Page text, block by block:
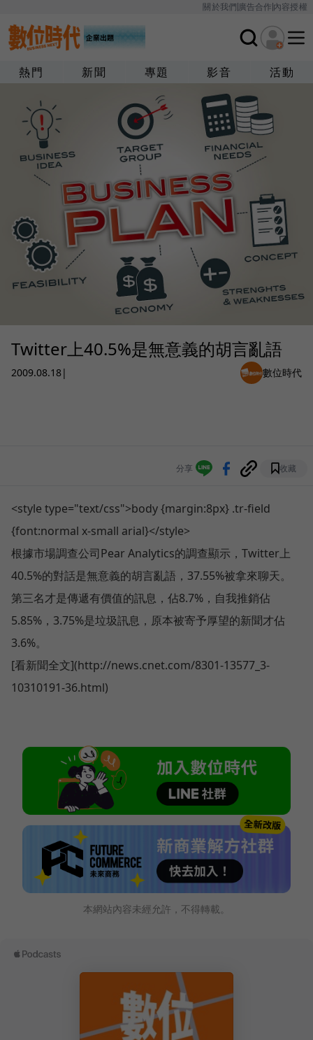
關於我們廣告合作內容授權
熱門 新聞 專題 影音 活動
Twitter上40.5%是無意義的胡言亂語
2009.08.18| 數位時代
分享 收藏
<style type="text/css">body {margin:8px} .tr-field
{font:normal x-small arial}</style>
根據市場調查公司Pear Analytics的調查顯示，Twitter上
40.5%的對話是無意義的胡言亂語，37.55%被拿來聊天。
第三名才是傳遞有價值的訊息，佔8.7%，自我推銷佔
5.85%，3.75%是垃圾訊息，原本被寄予厚望的新聞才佔
3.6%。
[看新聞全文](http://news.cnet.com/8301-13577_3-
10310191-36.html)
本網站內容未經允許，不得轉載。